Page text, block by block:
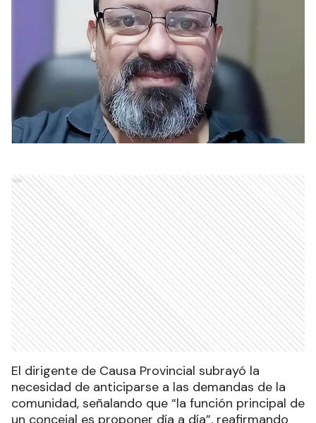
Ads
El dirigente de Causa Provincial subrayó la
necesidad de anticiparse a las demandas de la
comunidad, señalando que “la función principal de
un concejal es proponer día a día”, reafirmando